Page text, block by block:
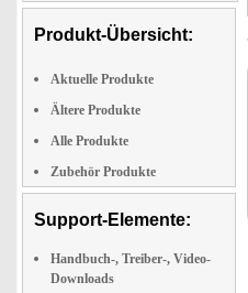
Produkt-Übersicht:
Aktuelle Produkte
Ältere Produkte
Alle Produkte
Zubehör Produkte
Support-Elemente:
Handbuch-, Treiber-, Video-
Downloads